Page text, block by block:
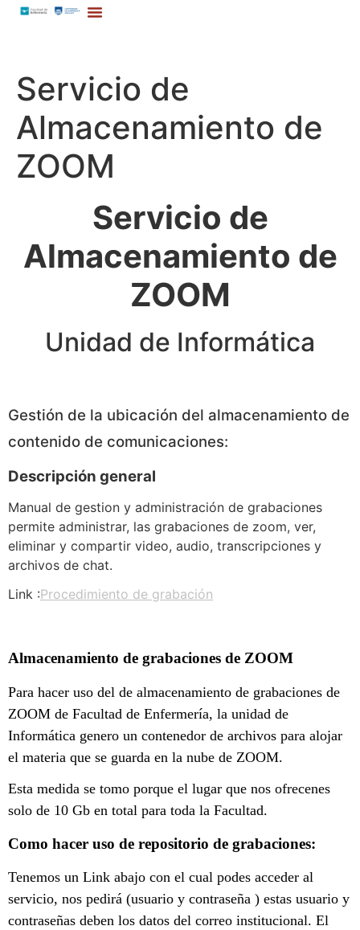
Servicio de
Almacenamiento de
ZOOM
Servicio de
Almacenamiento de
ZOOM
Unidad de Informática
Gestión de la ubicación del almacenamiento de
contenido de comunicaciones:
Descripción general
Manual de gestion y administración de grabaciones
permite administrar, las grabaciones de zoom, ver,
eliminar y compartir video, audio, transcripciones y
archivos de chat.
Link :Procedimiento de grabación
Almacenamiento de grabaciones de ZOOM
Para hacer uso del de almacenamiento de grabaciones de
ZOOM de Facultad de Enfermería, la unidad de
Informática genero un contenedor de archivos para alojar
el materia que se guarda en la nube de ZOOM.
Esta medida se tomo porque el lugar que nos ofrecenes
solo de 10 Gb en total para toda la Facultad.
Como hacer uso de repositorio de grabaciones:
Tenemos un Link abajo con el cual podes acceder al
servicio, nos pedirá (usuario y contraseña ) estas usuario y
contraseñas deben los datos del correo institucional. El